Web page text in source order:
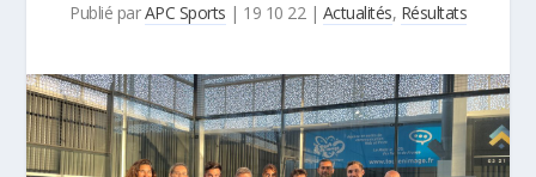
Publié parAPC Sports | 19 10 22| Actualités, Résultats